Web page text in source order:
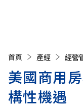
首頁 產經 經營
美國商用
構性機遇